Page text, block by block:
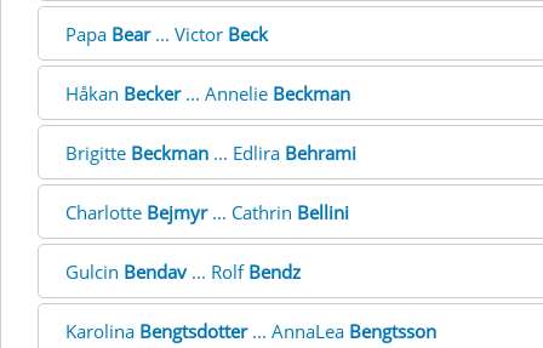
Papa Bear... Victor Beck
Håkan Becker... Annelie Beckman
Brigitte Beckman ... Edlira Behrami
Charlotte Bejmyr... Cathrin Bellini
Gulcin Bendav... Rolf Bendz
Karolina Bengtsdotter... AnnaLea Bengtsson